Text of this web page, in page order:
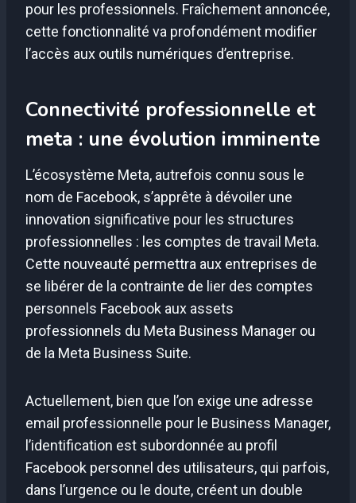
pour les professionnels. Fraîchement annoncée,
cette fonctionnalité va profondément modifier
l’accès aux outils numériques d’entreprise.
Connectivité professionnelle et
meta : une évolution imminente
L’écosystème Meta, autrefois connu sous le
nom de Facebook, s’apprête à dévoiler une
innovation significative pour les structures
professionnelles : les comptes de travail Meta.
Cette nouveauté permettra aux entreprises de
se libérer de la contrainte de lier des comptes
personnels Facebook aux assets
professionnels du Meta Business Manager ou
de la Meta Business Suite.
Actuellement, bien que l’on exige une adresse
email professionnelle pour le Business Manager,
l’identification est subordonnée au profil
Facebook personnel des utilisateurs, qui parfois,
dans l’urgence ou le doute, créent un double